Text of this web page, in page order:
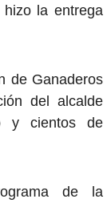
la entrega
de Ganaderos
del alcalde
y cientos de
de la